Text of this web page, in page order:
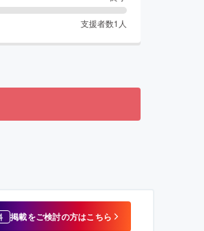
支援者数1 人
掲載をご検討の方はこちら